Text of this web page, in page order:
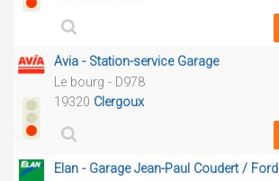
Avia - Station-service Garage
Le bourg - D978
19320 Clergoux
Elan - Garage Jean-Paul Coudert / Ford